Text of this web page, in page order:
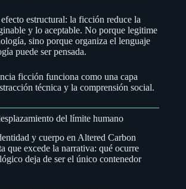
estructural: la ficción reduce la
y lo aceptable. No porque legitime
sino porque organiza el lenguaje
puede ser pensada.
ficción funciona como una capa
técnica y la comprensión social.
del límite humano
y cuerpo en Altered Carbon
que excede la narrativa: qué ocurre
deja de ser el único contenedor